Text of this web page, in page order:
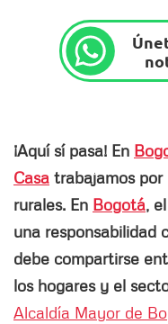
¡Aquí sí pasa! En
Casa trabajamos por
rurales. En Bogotá,
una responsabilidad
debe compartirse
los hogares y el
Alcaldía Mayor de